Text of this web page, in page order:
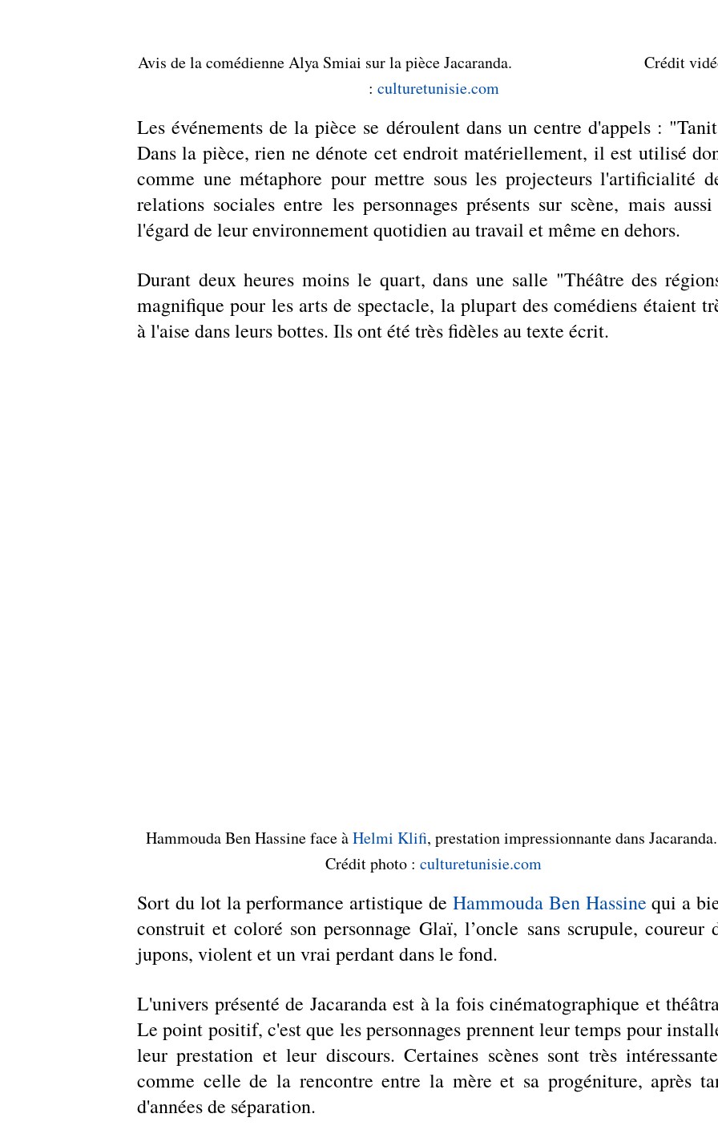
Avis de la comédienne Alya Smiai sur la pièce Jacaranda.                                 Crédit
: culturetunisie.com
Les événements de la pièce se déroulent dans un centre d'appels :
Dans la pièce, rien ne dénote cet endroit matériellement, il est utilisé
comme une métaphore pour mettre sous les projecteurs l'artificialité
relations sociales entre les personnages présents sur scène, mais
l'égard de leur environnement quotidien au travail et même en dehors.
Durant deux heures moins le quart, dans une salle "Théâtre des
magnifique pour les arts de spectacle, la plupart des comédiens étaient
à l'aise dans leurs bottes. Ils ont été très fidèles au texte écrit.
Hammouda Ben Hassine face à Helmi Klifi, prestation impressionnante dans Jacaranda.
Crédit photo : culturetunisie.com
Sort du lot la performance artistique de Hammouda Ben Hassine qui a
construit et coloré son personnage Glaï, l’oncle sans scrupule, coureur
jupons, violent et un vrai perdant dans le fond.
L'univers présenté de Jacaranda est à la fois cinématographique et
Le point positif, c'est que les personnages prennent leur temps pour
leur prestation et leur discours. Certaines scènes sont très
comme celle de la rencontre entre la mère et sa progéniture, après
d'années de séparation.